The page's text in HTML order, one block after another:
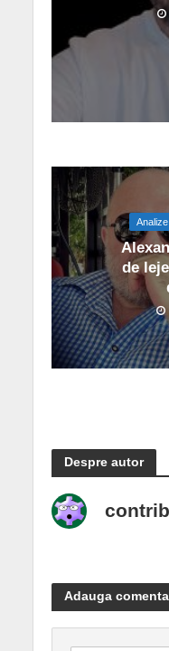
de
Despre autor
Adauga